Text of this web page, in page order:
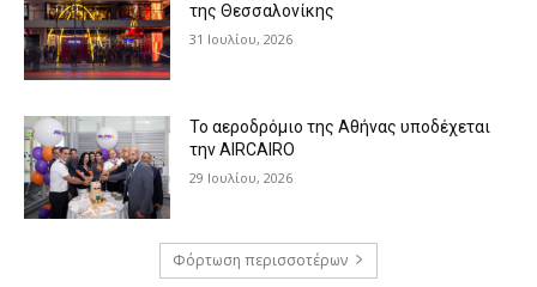
της Θεσσαλονίκης
31 Ιουλίου, 2026
Το αεροδρόμιο της Αθήνας υποδέχεται
την AIRCAIRO
29 Ιουλίου, 2026
Φόρτωση περισσοτέρων